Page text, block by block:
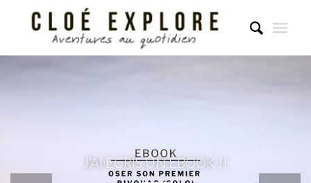
J’AI ECRIS UN EBOOK !!